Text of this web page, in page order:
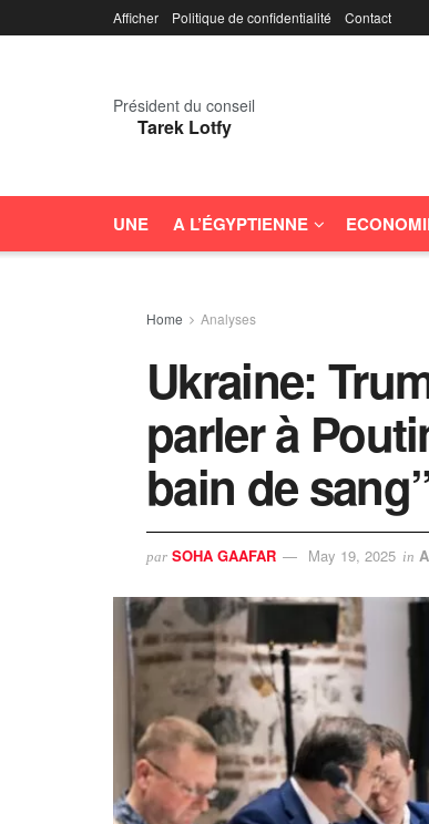
Afficher Politique de confidentialité Contact
Président du conseil
Tarek Lotfy
UNE A L’ÉGYPTIENNE
Home Analyses
Ukraine:
parler à
bain de
par SOHA GAAFAR May 19, 2025 in